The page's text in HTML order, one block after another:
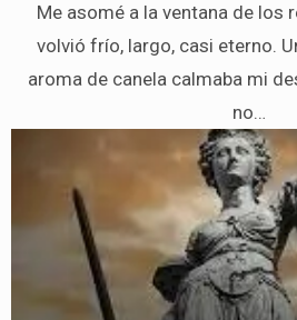
Me asomé a la ventana de los recuerdos, el café se
volvió frío, largo, casi eterno.
aroma de canela calmaba mi
no…